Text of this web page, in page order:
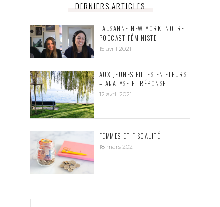
DERNIERS ARTICLES
LAUSANNE NEW YORK, NOTRE
PODCAST FÉMINISTE
15 avril 2021
AUX JEUNES FILLES EN FLEURS
– ANALYSE ET RÉPONSE
12 avril 2021
FEMMES ET FISCALITÉ
18 mars 2021